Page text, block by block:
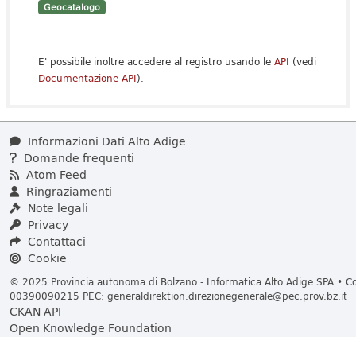
Geocatalogo
E' possibile inoltre accedere al registro usando le API (vedi
Documentazione API).
Informazioni Dati Alto Adige
Domande frequenti
Atom Feed
Ringraziamenti
Note legali
Privacy
Contattaci
Cookie
© 2025 Provincia autonoma di Bolzano - Informatica Alto Adige SPA •
00390090215 PEC: generaldirektion.direzionegenerale@pec.prov.bz.it
CKAN API
Open Knowledge Foundation